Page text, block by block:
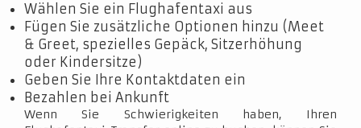
Wählen Sie ein Flughafentaxi aus
Fügen Sie zusätzliche Optionen hinzu (Meet
& Greet, spezielles Gepäck, Sitzerhöhung
oder Kindersitze)
Geben Sie Ihre Kontaktdaten ein
Bezahlen bei Ankunft
Wenn Sie Schwierigkeiten haben, Ihren